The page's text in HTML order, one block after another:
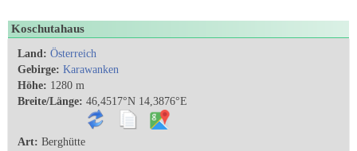
Koschutahaus
Land: Österreich
Gebirge: Karawanken
Höhe: 1280 m
Breite/Länge: 46,4517°N 14,3876°E
Art: Berghütte